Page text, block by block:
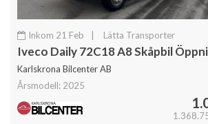
Inkom 21 Feb Lätta Transporter
Karlskrona Bilcenter AB
Årsmodell: 2025